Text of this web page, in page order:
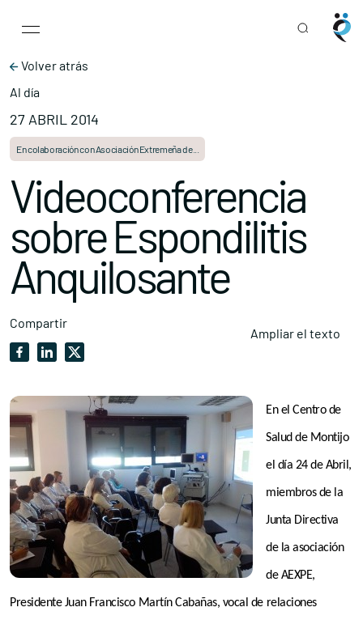
Main Navigation
Volver atrás
Al día
27 ABRIL 2014
En colaboración con Asociación Extremeña de...
Videoconferencia
sobre Espondilitis
Anquilosante
Compartir
Ampliar el texto
En el Centro de
Salud de Montijo
el día 24 de Abril,
miembros de la
Junta Directiva
de la asociación
de AEXPE,
Presidente Juan Francisco Martín Cabañas, vocal de relaciones